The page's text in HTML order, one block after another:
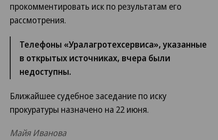
прокомментировать иск по результатам его
рассмотрения.
Телефоны «Уралагротехсервиса», указанные
в открытых источниках, вчера были
недоступны.
Ближайшее судебное заседание по иску
прокуратуры назначено на 22 июня.
Майя Иванова